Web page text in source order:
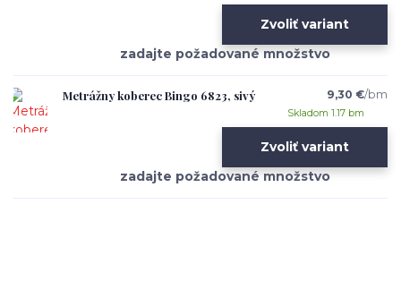
Zvoliť variant
Metrážny koberec Bingo 6823, sivý 9,30 €/bm
Skladom 1.17 bm
Zvoliť variant